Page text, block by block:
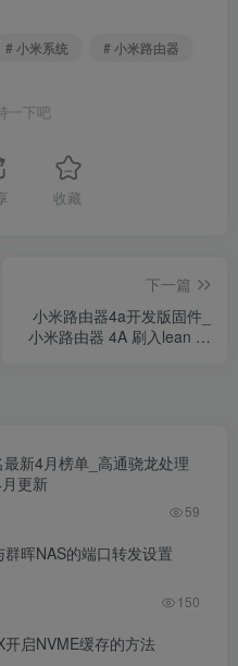
# 小米系统 # 小米路由器
一下吧
收藏
下一篇
小米路由器4a开发版固件_
小米路由器 4A 刷入lean 的
新4月榜单_高通骁龙处理
更新
59
晖NAS的端口转发设置
150
启NVME缓存的方法